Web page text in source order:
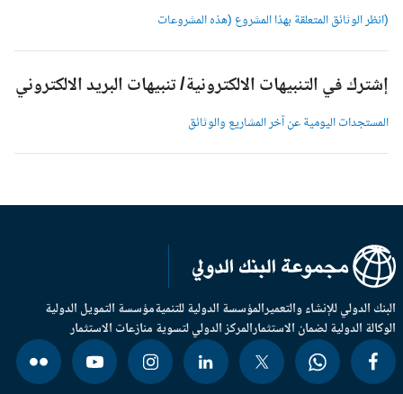
(انظر الوثائق المتعلقة بهذا المشروع (هذه المشروعات
إشترك في التنبيهات الالكترونية/ تنبيهات البريد الالكتروني
المستجدات اليومية عن آخر المشاريع والوثائق
الدولي للإنشاء والتعميرالمؤسسة الدولية للتنميةمؤسسة التمويل الدولية
الدولية لضمان الاستثمارالمركز الدولي لتسوية منازعات الاستثمار